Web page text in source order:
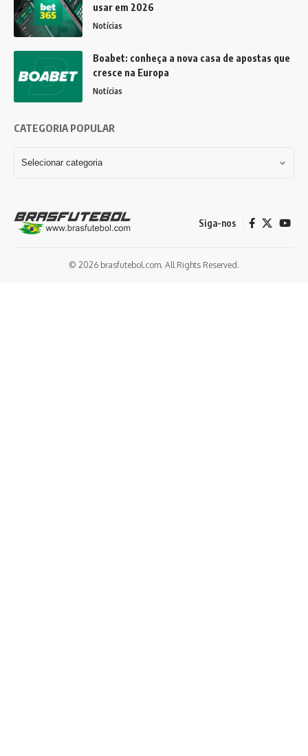
usar em 2026
Notícias
Boabet: conheça a nova casa de apostas que
cresce na Europa
Notícias
CATEGORIA POPULAR
Siga-nos
© 2026 brasfutebol.com. All Rights Reserved.